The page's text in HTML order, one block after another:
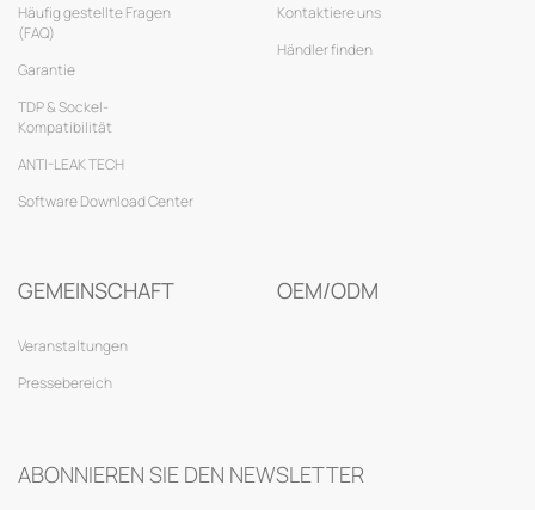
Häufig gestellte Fragen
(FAQ)
Garantie
TDP & Sockel-
Kompatibilität
ANTI-LEAK TECH
Software Download Center
Kontaktiere uns
Händler finden
GEMEINSCHAFT
Veranstaltungen
Pressebereich
OEM/ODM
ABONNIEREN SIE DEN NEWSLETTER